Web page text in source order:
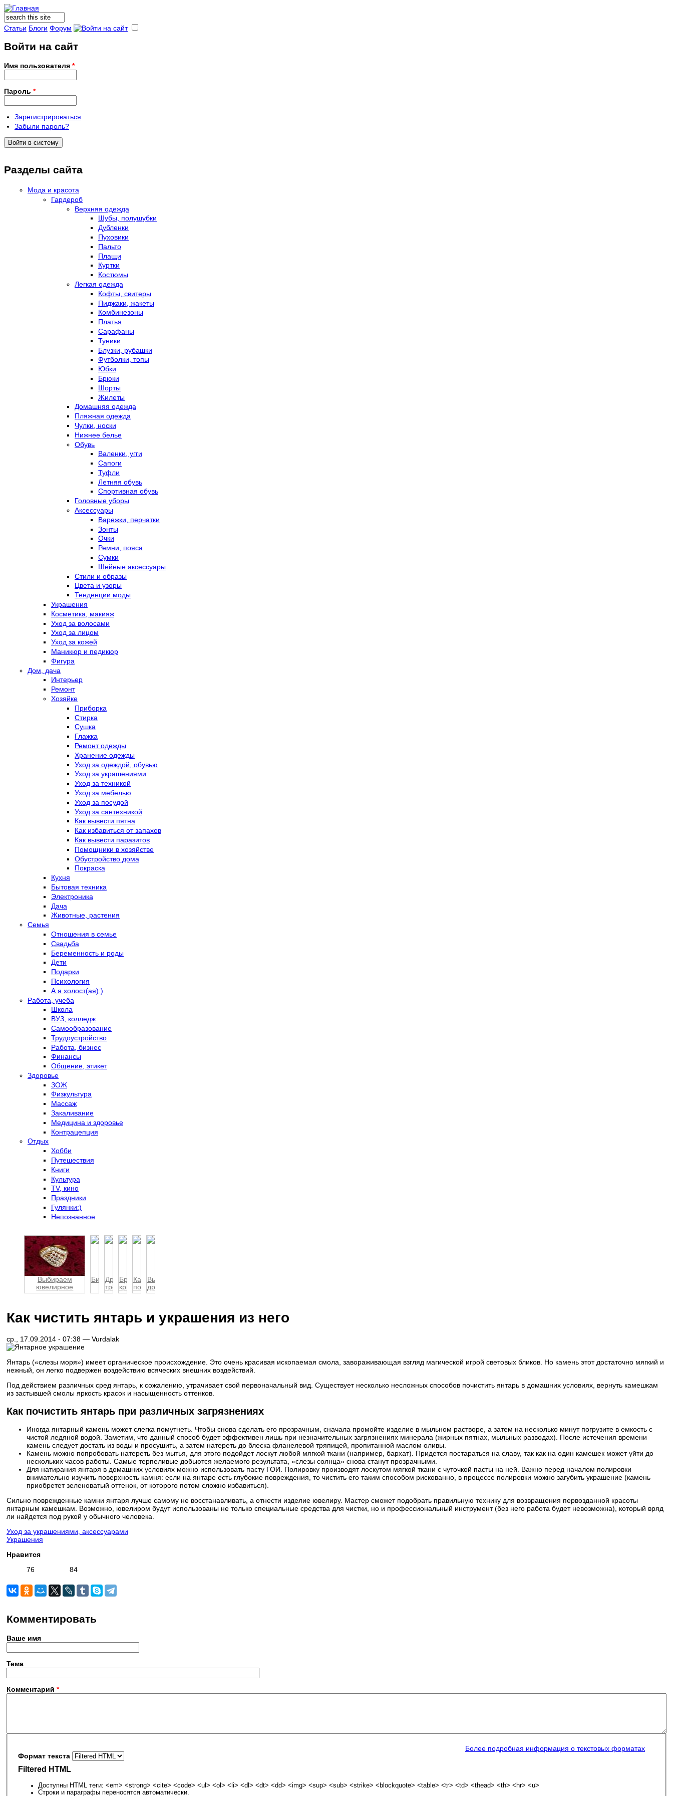
Форма поиска
Поиск
Статьи Блоги Форум
Войти на сайт
Имя пользователя *
Пароль *
Зарегистрироваться
Забыли пароль?
Разделы сайта
Мода и красота
Гардероб
Верхняя одежда
Шубы, полушубки
Дубленки
Пуховики
Пальто
Плащи
Куртки
Костюмы
Легкая одежда
Кофты, свитеры
Пиджаки, жакеты
Комбинезоны
Платья
Сарафаны
Туники
Блузки, рубашки
Футболки, топы
Юбки
Брюки
Шорты
Жилеты
Домашняя одежда
Пляжная одежда
Чулки, носки
Нижнее белье
Обувь
Валенки, угги
Сапоги
Туфли
Летняя обувь
Спортивная обувь
Головные уборы
Аксессуары
Варежки, перчатки
Зонты
Очки
Ремни, пояса
Сумки
Шейные аксессуары
Стили и образы
Цвета и узоры
Тенденции моды
Украшения
Косметика, макияж
Уход за волосами
Уход за лицом
Уход за кожей
Маникюр и педикюр
Фигура
Дом, дача
Интерьер
Ремонт
Хозяйке
Приборка
Стирка
Сушка
Глажка
Ремонт одежды
Хранение одежды
Уход за одеждой, обувью
Уход за украшениями
Уход за техникой
Уход за мебелью
Уход за посудой
Уход за сантехникой
Как вывести пятна
Как избавиться от запахов
Как вывести паразитов
Помощники в хозяйстве
Обустройство дома
Покраска
Кухня
Бытовая техника
Электроника
Дача
Животные, растения
Семья
Отношения в семье
Свадьба
Беременность и роды
Дети
Подарки
Психология
А я холост(ая):)
Работа, учеба
Школа
ВУЗ, колледж
Самообразование
Трудоустройство
Работа, бизнес
Финансы
Общение, этикет
Здоровье
ЗОЖ
Физкультура
Массаж
Закаливание
Медицина и здоровье
Контрацепция
Отдых
Хобби
Путешествия
Книги
Культура
TV, кино
Праздники
Гулянки:)
Непознанное
Выбираем
ювелирное
украшение...
Бижутерия
Драгоценности
требуют
заботы!
Бриллианты:
критерии
качеств...
Как
подобрать
украшения:
Выбор
драгоценных
камней
Как чистить янтарь и украшения из него
ср., 17.09.2014 - 07:38 — Vurdalak
Янтарь («слезы моря») имеет органическое происхождение. Это очень красивая ископаемая смола, завораживающая взгляд магической игрой световых бликов. Но камень этот достаточно мягкий и
нежный, он легко подвержен воздействию всяческих внешних воздействий.
Под действием различных сред янтарь, к сожалению, утрачивает свой первоначальный вид. Существует несколько несложных способов почистить янтарь в домашних условиях, вернуть камешкам
из застывшей смолы яркость красок и насыщенность оттенков.
Как почистить янтарь при различных загрязнениях
Иногда янтарный камень может слегка помутнеть. Чтобы снова сделать его прозрачным, сначала промойте изделие в мыльном растворе, а затем на несколько минут погрузите в емкость с
чистой ледяной водой. Заметим, что данный способ будет эффективен лишь при незначительных загрязнениях минерала (жирных пятнах, мыльных разводах). После истечения времени
камень следует достать из воды и просушить, а затем натереть до блеска фланелевой тряпицей, пропитанной маслом оливы.
Камень можно попробовать натереть без мытья, для этого подойдет лоскут любой мягкой ткани (например, бархат). Придется постараться на славу, так как на один камешек может уйти до
нескольких часов работы. Самые терпеливые добьются желаемого результата, «слезы солнца» снова станут прозрачными.
Для натирания янтаря в домашних условиях можно использовать пасту ГОИ. Полировку производят лоскутом мягкой ткани с чуточкой пасты на ней. Важно перед началом полировки
внимательно изучить поверхность камня: если на янтаре есть глубокие повреждения, то чистить его таким способом рискованно, в процессе полировки можно загубить украшение (камень
приобретет зеленоватый оттенок, от которого потом сложно избавиться).
Сильно поврежденные камни янтаря лучше самому не восстанавливать, а отнести изделие ювелиру. Мастер сможет подобрать правильную технику для возвращения первозданной красоты
янтарным камешкам. Возможно, ювелиром будут использованы не только специальные средства для чистки, но и профессиональный инструмент (без него работа будет невозможна), который вряд
ли найдется под рукой у обычного человека.
Уход за украшениями, аксессуарами
Украшения
Нравится
76
84
Комментировать
Ваше имя
Тема
Комментарий *
Более подробная информация о текстовых форматах
Формат текста
Filtered HTML
Доступны HTML теги: <em> <strong> <cite> <code> <ul> <ol> <li> <dl> <dt> <dd> <img> <sup> <sub> <strike> <blockquote> <table> <tr> <td> <thead> <th> <hr> <u>
Строки и параграфы переносятся автоматически.